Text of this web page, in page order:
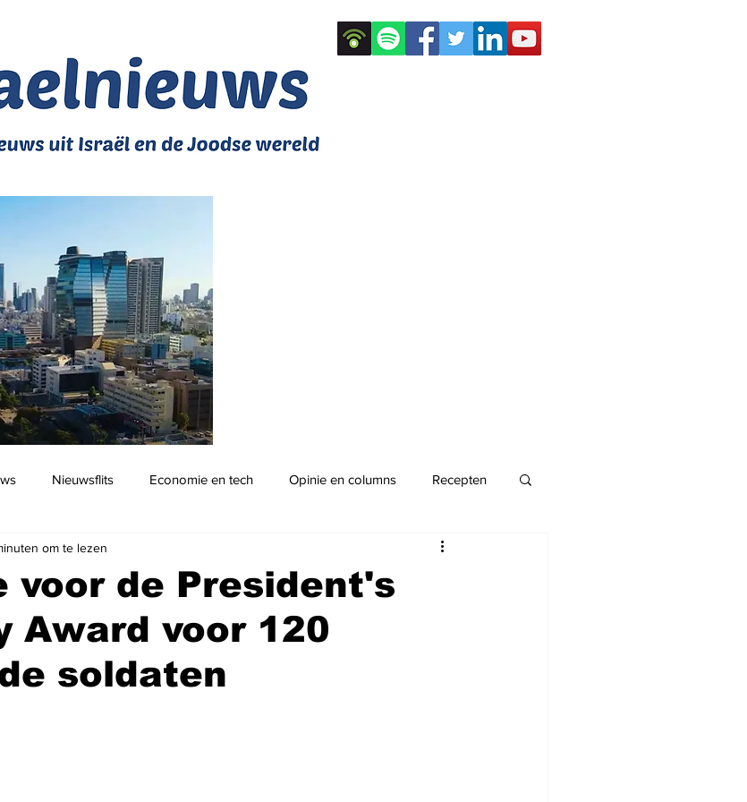
Nieuwsflits Economie en tech Opinie en columns Recepten
voor de President's
Award voor 120
soldaten
om te lezen